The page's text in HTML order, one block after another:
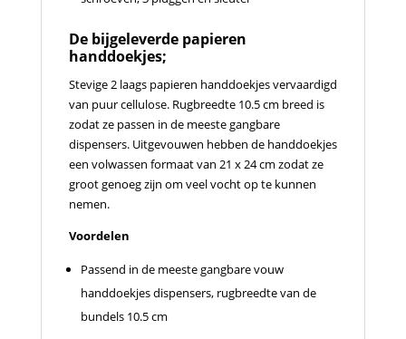
De bijgeleverde papieren
handdoekjes;
Stevige 2 laags papieren handdoekjes vervaardigd
van puur cellulose. Rugbreedte 10.5 cm breed is
zodat ze passen in de meeste gangbare
dispensers. Uitgevouwen hebben de handdoekjes
een volwassen formaat van 21 x 24 cm zodat ze
groot genoeg zijn om veel vocht op te kunnen
nemen.
Voordelen
Passend in de meeste gangbare vouw
handdoekjes dispensers, rugbreedte van de
bundels 10.5 cm